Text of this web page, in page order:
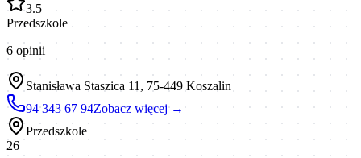
3.5
Przedszkole
6 opinii
Stanisława Staszica 11, 75-449 Koszalin
94 343 67 94Zobacz więcej →
Przedszkole
26